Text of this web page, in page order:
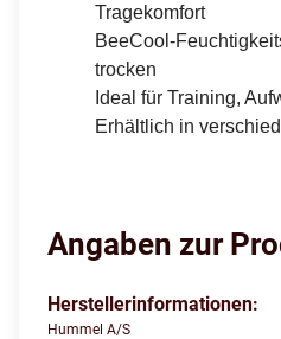
Tragekomfort
BeeCool-
trocken
Ideal für Training,
Erhältlich in
Angaben zur
Herstellerinformationen:
Hummel A/S